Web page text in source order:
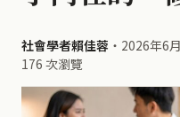
社會學者賴佳蓉 ・ 2026年6
176 次瀏覽